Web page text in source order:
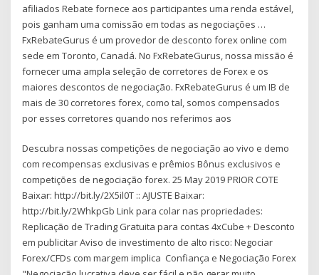
afiliados Rebate fornece aos participantes uma renda estável,
pois ganham uma comissão em todas as negociações …
FxRebateGurus é um provedor de desconto forex online com
sede em Toronto, Canadá. No FxRebateGurus, nossa missão é
fornecer uma ampla seleção de corretores de Forex e os
maiores descontos de negociação. FxRebateGurus é um IB de
mais de 30 corretores forex, como tal, somos compensados
por esses corretores quando nos referimos aos
Descubra nossas competições de negociação ao vivo e demo
com recompensas exclusivas e prêmios Bônus exclusivos e
competições de negociação forex. 25 May 2019 PRIOR COTE
Baixar: http://bit.ly/2X5il0T :: AJUSTE Baixar:
http://bit.ly/2WhkpGb Link para colar nas propriedades:
Replicação de Trading Gratuita para contas 4xCube + Desconto
em publicitar Aviso de investimento de alto risco: Negociar
Forex/CFDs com margem implica Confiança e Negociação Forex